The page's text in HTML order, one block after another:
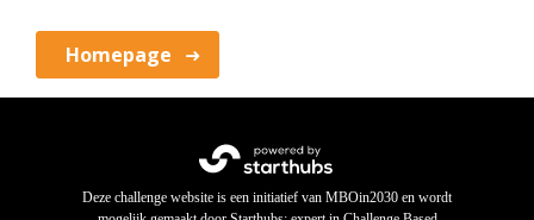
Homepage
Deze challenge website is een initiatief van MBOin2030 en wordt